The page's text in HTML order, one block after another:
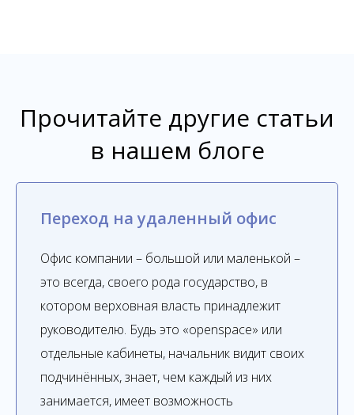
Прочитайте другие статьи
в нашем блоге
Переход на удаленный офис
Офис компании – большой или маленькой –
это всегда, своего рода государство, в
котором верховная власть принадлежит
руководителю. Будь это «openspace» или
отдельные кабинеты, начальник видит своих
подчинённых, знает, чем каждый из них
занимается, имеет возможность